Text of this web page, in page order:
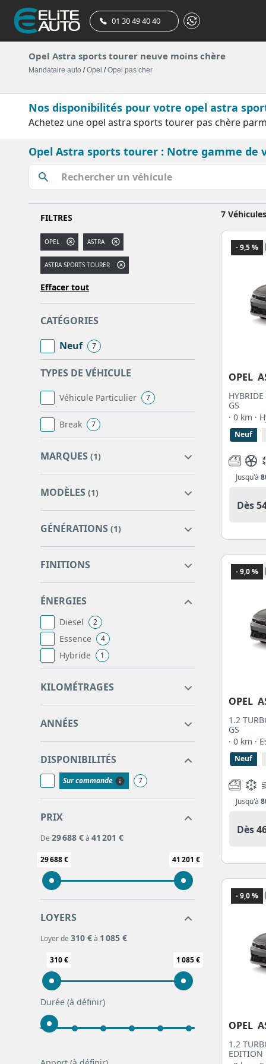
01 30 49 40 40
Opel Astra sports tourer neuve moins chère
Mandataire auto /Opel /Opel pas cher
Nos disponibilités pour votre opel astra
Achetez une opel astra sports tourer pas chère
Opel Astra sports tourer : Notre gamme de
FILTRES
OPEL ASTRA
ASTRA SPORTS TOURER
Effacer tout
CATÉGORIES
Neuf
7
TYPES DE VÉHICULE
Véhicule Particulier 7
Break 7
MARQUES (1)
OPEL
MODÈLES (1)
ASTRA
GÉNÉRATIONS (1)
ASTRA SPORTS TOURER
7
FINITIONS
edition 3
gs 4
ÉNERGIES
Diesel 2
Essence 4
Hybride 1
KILOMÉTRAGES
ANNÉES
DISPONIBILITÉS
Sur commande 7
PRIX
De 29 688 €à 41 201 €
29 688 € 41 201 €
LOYERS
Loyer de 310 €à 1 085 €
310 € 1 085 €
Durée (à définir)
7 Véhicules
- 9,5 %
OPEL
HYBRIDE
GS
· 0 km ·
Neuf
Jusqu'à
Dès
- 9,0 %
OPEL
1.2
GS
· 0 km ·
Neuf
Jusqu'à
Dès
- 9,0 %
OPEL
1.2
EDITION